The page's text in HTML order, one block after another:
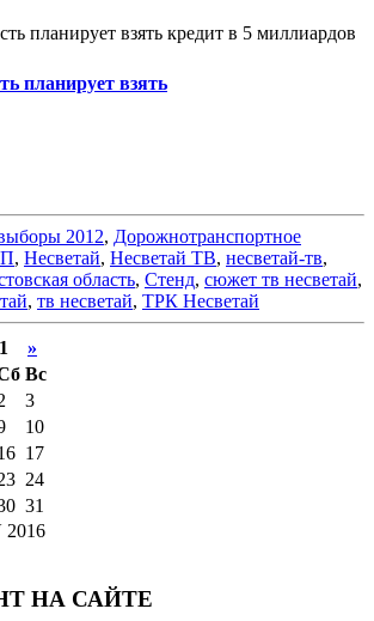
планирует взять
2012, Дорожнотранспортное
, Несветай, Несветай ТВ, несветай-тв,
область, Стенд, сюжет тв несветай,
, тв несветай, ТРК Несветай
»
Вс
3
10
17
24
31
2016
НА САЙТЕ